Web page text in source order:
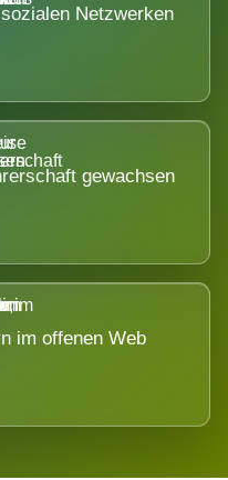
Netzwerken
gewachsen
im offenen Web